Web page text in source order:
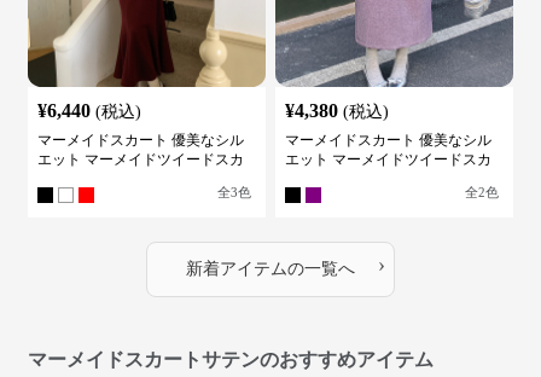
¥6,440 (税込)
マーメイドスカート 優美なシル
エット マーメイドツイードスカ
全3色
¥4,380 (税込)
マーメイドスカート 優美なシル
エット マーメイドツイードスカ
全2色
新着アイテムの一覧へ ›
マーメイドスカートサテンのおすすめアイテム